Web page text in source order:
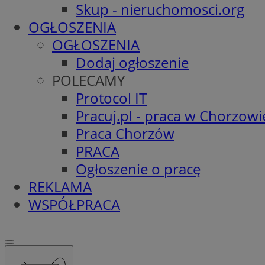
Skup - nieruchomosci.org
OGŁOSZENIA
OGŁOSZENIA
Dodaj ogłoszenie
POLECAMY
Protocol IT
Pracuj.pl - praca w
Praca Chorzów
PRACA
Ogłoszenie o pracę
REKLAMA
WSPÓŁPRACA